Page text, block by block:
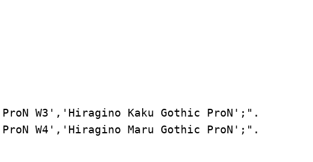
ProN W3','Hiragino Kaku Gothic ProN';".
ProN W4','Hiragino Maru Gothic ProN';".